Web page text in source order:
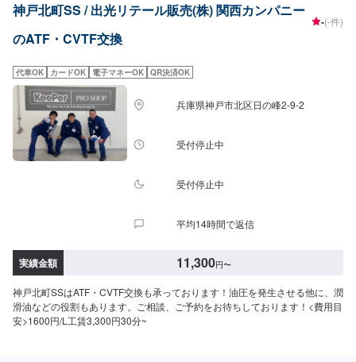
神戸北町SS / 出光リテール販売(株) 関西カンパニー
のATF・CVTF交換
-(-件)
代車OK カードOK 電子マネーOK QR決済OK
兵庫県神戸市北区日の峰2-9-2
受付停止中
受付停止中
平均14時間で返信
実績金額 11,300円〜
神戸北町SSはATF・CVTF交換も承っております！油圧を発生させる他に、潤
滑油などの役割もあります。ご相談、ご予約をお待ちしております！<費用目
安>1600円/L工賃3,300円30分~